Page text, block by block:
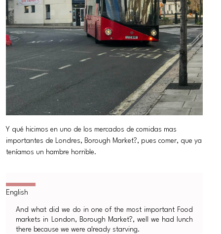
Y qué hicimos en uno de los mercados de comidas mas
importantes de Londres, Borough Market?, pues comer, que ya
teníamos un hambre horrible.
And what did we do in one of the most important Food
markets in London, Borough Market?, well we had lunch
there because we were already starving.